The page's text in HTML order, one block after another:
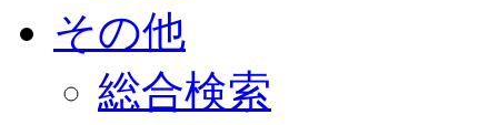
その他
総合検索